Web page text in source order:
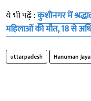
ये भी पढ़ें :कुशीनगर में
महिलाओं की मौत, 18 से
uttarpadesh Hanuman